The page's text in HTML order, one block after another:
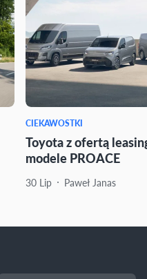
CIEKAWOSTKI
Toyota z ofertą
modele PROACE
30 Lip Paweł Janas